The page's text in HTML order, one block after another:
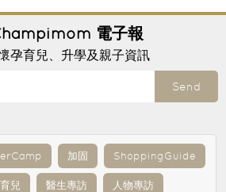
電子報
孕育兒、升學及親子資訊
Send
加固 ShoppingGuide
育兒 醫生專訪 人物專訪